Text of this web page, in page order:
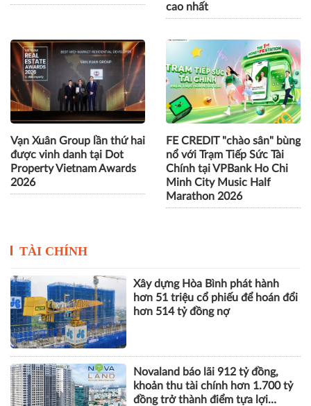
cao nhất
Vạn Xuân Group lần thứ hai
được vinh danh tại Dot
Property Vietnam Awards
2026
FE CREDIT "chào sân" bùng
nổ với Trạm Tiếp Sức Tài
Chính tại VPBank Ho Chi
Minh City Music Half
Marathon 2026
TÀI CHÍNH
Xây dựng Hòa Bình phát hành
hơn 51 triệu cổ phiếu để hoán đổi
hơn 514 tỷ đồng nợ
Novaland báo lãi 912 tỷ đồng,
khoản thu tài chính hơn 1.700 tỷ
đồng trở thành điểm tựa lợi